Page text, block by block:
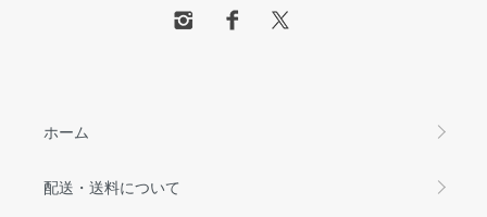
ホーム
配送・送料について